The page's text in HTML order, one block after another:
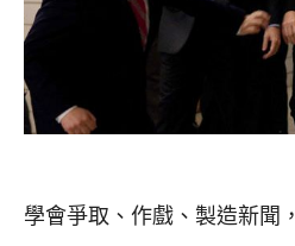
學會爭取、作戲、製造新聞，